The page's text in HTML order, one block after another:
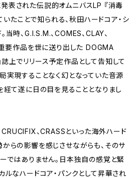
表された伝説的オムニバスLP 『消毒
たことで知られる、秋田ハードコア・シ
当時、G.I.S.M.、COMES、CLAY、
要作品を世に送り出した DOGMA
誌上でリリース予定作品として告知して
実現することなく幻となっていた音源
て遂に日の目を見ることとなりまし
、CRASSといった海外ハード
らの影響を感じさせながらも、そのサ
ではありません。日本独自の感覚と緊
ルなハードコア・パンクとして昇華され